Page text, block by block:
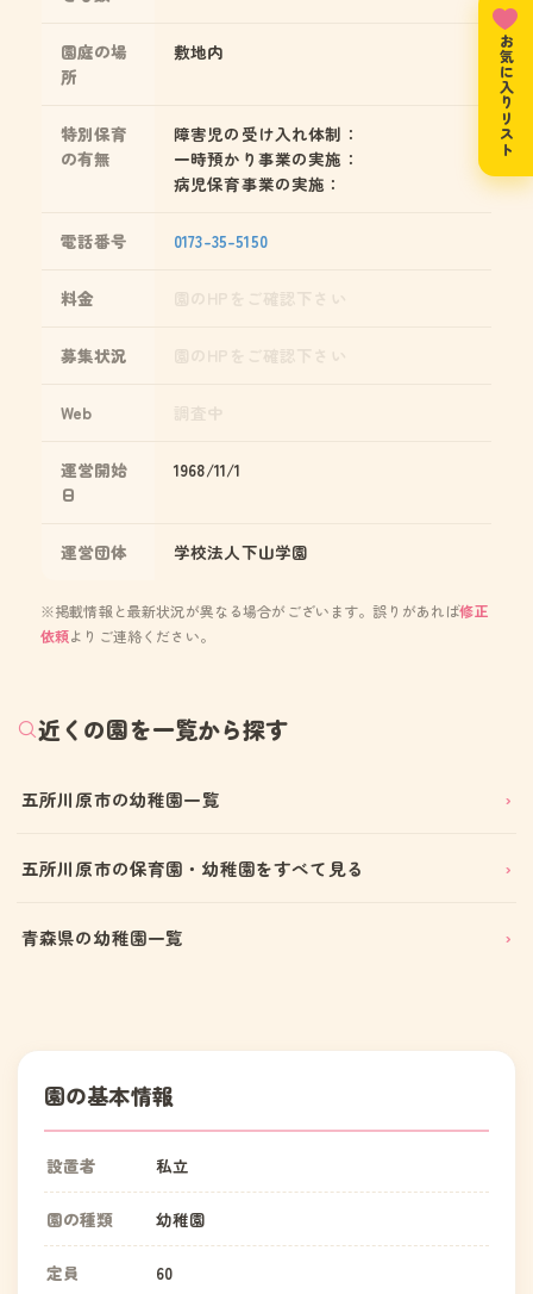
園庭の場
所
敷地内
特別保育
の有無
障害児の受け入れ体制：
一時預かり事業の実施：
病児保育事業の実施：
電話番号 0173-35-5150
料金
募集状況
Web
運営開始
日
1968/11/1
運営団体 学校法人下山学園
※掲載情報と最新状況が異なる場合がございます。誤りがあれば修正
依頼よりご連絡ください。
近くの園を一覧から探す
五所川原市の幼稚園一覧
五所川原市の保育園・幼稚園をすべて見る
青森県の幼稚園一覧
園の基本情報
設置者 私立
園の種類 幼稚園
定員 60
お気に入りリスト